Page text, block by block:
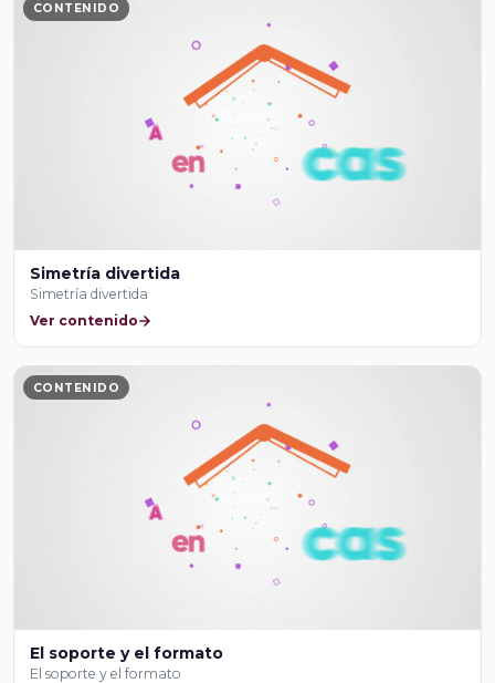
CONTENIDO
Simetría divertida
Simetría divertida
Ver contenido
CONTENIDO
El soporte y el formato
El soporte y el formato